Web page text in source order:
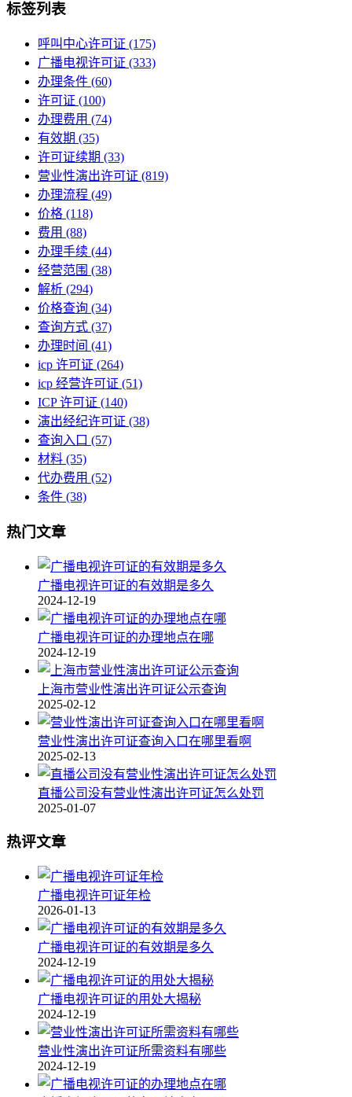
标签列表
呼叫中心许可证 (175)
广播电视许可证 (333)
办理条件 (60)
许可证 (100)
办理费用 (74)
有效期 (35)
许可证续期 (33)
营业性演出许可证 (819)
办理流程 (49)
价格 (118)
费用 (88)
办理手续 (44)
经营范围 (38)
解析 (294)
价格查询 (34)
查询方式 (37)
办理时间 (41)
icp 许可证 (264)
icp 经营许可证 (51)
ICP 许可证 (140)
演出经纪许可证 (38)
查询入口 (57)
材料 (35)
代办费用 (52)
条件 (38)
热门文章
广播电视许可证的有效期是多久
2024-12-19
广播电视许可证的办理地点在哪
2024-12-19
上海市营业性演出许可证公示查询
2025-02-12
营业性演出许可证查询入口在哪里看啊
2025-02-13
直播公司没有营业性演出许可证怎么处罚
2025-01-07
热评文章
广播电视许可证年检
2026-01-13
广播电视许可证的有效期是多久
2024-12-19
广播电视许可证的用处大揭秘
2024-12-19
营业性演出许可证所需资料有哪些
2024-12-19